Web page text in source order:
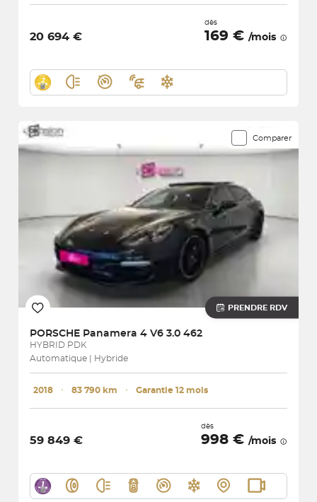
20 694 €
dès
169 € /mois
Comparer
PRENDRE RDV
PORSCHE Panamera 4 V6 3.0 462
HYBRID PDK
Automatique | Hybride
2018 ･ 83 790 km ･ Garantie 12 mois
59 849 €
dès
998 € /mois